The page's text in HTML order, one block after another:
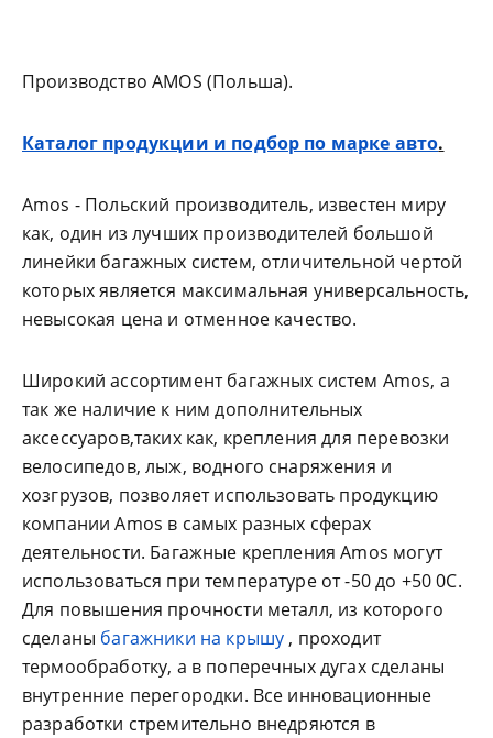
Производство AMOS (Польша).
Каталог продукции и подбор по марке авто.
Amos - Польский производитель, известен миру
как, один из лучших производителей большой
линейки багажных систем, отличительной чертой
которых является максимальная универсальность,
невысокая цена и отменное качество.
Широкий ассортимент багажных систем Amos, а
так же наличие к ним дополнительных
аксессуаров,таких как, крепления для перевозки
велосипедов, лыж, водного снаряжения и
хозгрузов, позволяет использовать продукцию
компании Amos в самых разных сферах
деятельности. Багажные крепления Amos могут
использоваться при температуре от -50 до +50 0С.
Для повышения прочности металл, из которого
сделаны багажники на крышу , проходит
термообработку, а в поперечных дугах сделаны
внутренние перегородки. Все инновационные
разработки стремительно внедряются в